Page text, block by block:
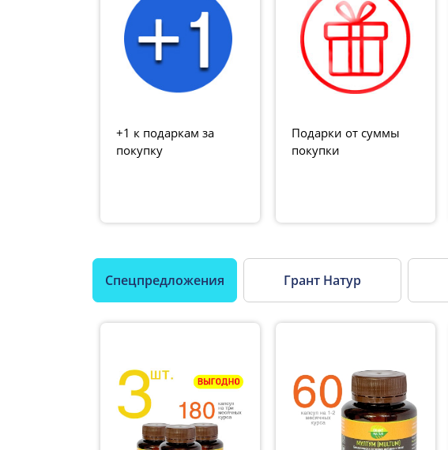
+1 к подаркам за
покупку
Подарки от суммы
покупки
Спецпредложения Грант Натур